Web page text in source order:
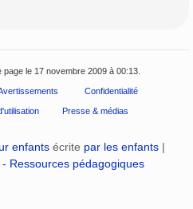
le 17 novembre 2009 à 00:13.
Confidentialité
Presse & médias
enfants écrite par les enfants |
- Ressources pédagogiques